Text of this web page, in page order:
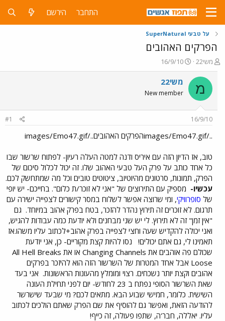
התחבר הירשם
על טבעי SuperNatural
הפרקים האהובים
פ
ו
ת
ח
ה
ו
ש
משי22
פ
ו
ר
ם
ר
16/9/10
מ משי22
New member
16/9/10
#1
../images/Emo47.gifהפרקים האהובים../images/Emo47.gif
טוב, אז הדיון הזה עם איריס ודנה למטה העלה רעיון- לפתוח שרשור שבו
כל אחד כותב על פרק העל טבעי האהוב שלו. זה יכול לכלול סיכום של
הפרק, תמונות, סרטונים מהיוטיוב, ציטוטים טובים וכל מה שמתחשק לכם.
עכשיו- מספיק עם התירוצים של "אני לא זוכר/ת כלום". בחייכם- יש יופי
של סופרוויקי, ומי שרוצה אפשר לשלוח במסר קישורים לצפייה ישירה עם
תרגום. לא זוכרים זה תירוץ נהדר להזכר, בטח בפרק אהוב במיוחד. גם
"אין זמן" זה לא תירוץ. לי יש שני מבחנים ולא יודעת כמה עבודות להגיש,
ואני יכולה להקדיש שעה וחצי לצפייה בפרק אהוב+לכתוב עליו משהו.אז
תאמינו לי, גם אתם יכולים!
נסו להיות קצת מקוריים- כן, אני יודעת
שכולם פה אוהבים את Changing Channels או את All Hell Breaks
Loose אבל אחד המטרות של השרשור הזה הוא להיזכר בפרקים
אהובים וקצת יותר נשכחים. רצוי ומומלץ מהעונות הראשונות. אני בעד
שאת השרשור הסופי נפתח ב 23 לחודש- יום לפני תחילת העונה
השישית. כלומר, חמישי שבוע הבא. מתאים לכם? מי שבעד שישרשר
להודעה הזאת, ואפשר גם להוסיף את שם הפרק שאתם הולכים לכתוב
עליו. יאללה, חבר'ה, שתפו פעולה, זה כייף!